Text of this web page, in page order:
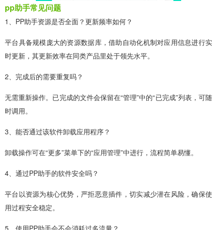
pp助手常见问题
1、PP助手资源是否全面？更新频率如何？
平台具备规模庞大的资源数据库，借助自动化机制对应用信息进行实
时更新，其更新效率在同类产品里处于领先水平。
2、完成后的需要重复吗？
无需重新操作。已完成的文件会保留在“管理”中的“已完成”列表，可随
时调用。
3、能否通过该软件卸载应用程序？
卸载操作可在“更多”菜单下的“应用管理”中进行，流程简单易懂。
4、通过PP助手的软件安全吗？
平台以资源为核心优势，严拒恶意插件，切实减少潜在风险，确保使
用过程安全稳定。